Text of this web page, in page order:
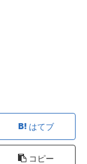
はてブ
コピー